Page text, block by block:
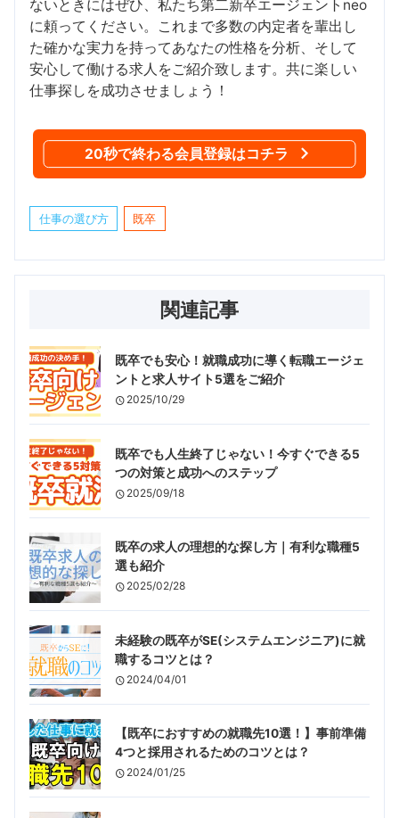
ないときにはぜひ、私たち第二新卒エージェントneo
に頼ってください。これまで多数の内定者を輩出し
た確かな実力を持ってあなたの性格を分析、そして
安心して働ける求人をご紹介致します。共に楽しい
仕事探しを成功させましょう！
20秒で終わる会員登録はコチラ
仕事の選び方 既卒
関連記事
既卒でも安心！就職成功に導く転職エージェ
ントと求人サイト5選をご紹介
2025/10/29
既卒でも人生終了じゃない！今すぐできる5
つの対策と成功へのステップ
2025/09/18
既卒の求人の理想的な探し方｜有利な職種5
選も紹介
2025/02/28
未経験の既卒がSE(システムエンジニア)に就
職するコツとは？
2024/04/01
【既卒におすすめの就職先10選！】事前準備
4つと採用されるためのコツとは？
2024/01/25